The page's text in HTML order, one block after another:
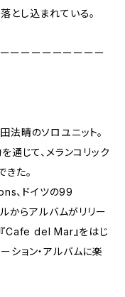
とし込まれている。
ーーーーーーーーー
晴のソロユニット。
じて、メランコリック
た。
、ドイツの99
からアルバムがリリー
Cafe del Mar』をはじ
ション・アルバムに楽